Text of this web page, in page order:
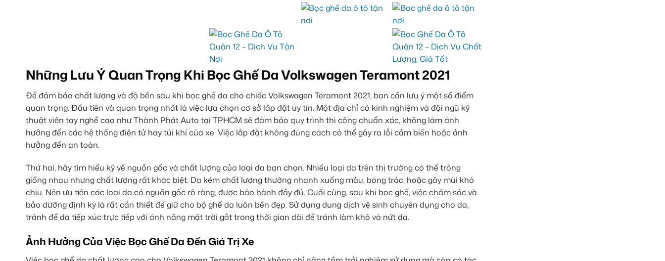
Những Lưu Ý Quan Trọng Khi Bọc Ghế Da Volkswagen Teramont 2021
Để đảm bảo chất lượng và độ bền sau khi bọc ghế da cho chiếc Volkswagen Teramont 2021, bạn cần lưu ý một số điểm
quan trọng. Đầu tiên và quan trọng nhất là việc lựa chọn cơ sở lắp đặt uy tín. Một địa chỉ có kinh nghiệm và đội ngũ kỹ
thuật viên tay nghề cao như Thành Phát Auto tại TPHCM sẽ đảm bảo quy trình thi công chuẩn xác, không làm ảnh
hưởng đến các hệ thống điện tử hay túi khí của xe. Việc lắp đặt không đúng cách có thể gây ra lỗi cảm biến hoặc ảnh
hưởng đến an toàn.
Thứ hai, hãy tìm hiểu kỹ về nguồn gốc và chất lượng của loại da bạn chọn. Nhiều loại da trên thị trường có thể trông
giống nhau nhưng chất lượng rất khác biệt. Da kém chất lượng thường nhanh xuống màu, bong tróc, hoặc gây mùi khó
chịu. Nên ưu tiên các loại da có nguồn gốc rõ ràng, được bảo hành đầy đủ. Cuối cùng, sau khi bọc ghế, việc chăm sóc và
bảo dưỡng định kỳ là rất cần thiết để giữ cho bộ ghế da luôn bền đẹp. Sử dụng dung dịch vệ sinh chuyên dụng cho da,
tránh để da tiếp xúc trực tiếp với ánh nắng mặt trời gắt trong thời gian dài để tránh làm khô và nứt da.
Ảnh Hưởng Của Việc Bọc Ghế Da Đến Giá Trị Xe